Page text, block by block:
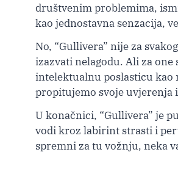
društvenim problemima,
kao jednostavna senzacija,
No, “Gullivera” nije za
izazvati nelagodu. Ali za
intelektualnu poslasticu kao
propitujemo svoje uvjerenja
U konačnici, “Gullivera” je
vodi kroz labirint strasti i
spremni za tu vožnju, neka